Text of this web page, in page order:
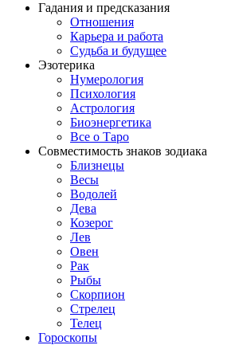
Гадания и предсказания
Отношения
Карьера и работа
Cудьба и будущее
Эзотерика
Нумерология
Психология
Астрология
Биоэнергетика
Все о Таро
Совместимость знаков зодиака
Близнецы
Весы
Водолей
Дева
Козерог
Лев
Овен
Рак
Рыбы
Скорпион
Стрелец
Телец
Гороскопы